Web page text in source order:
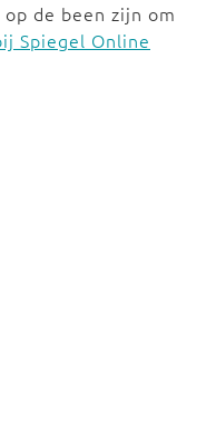
de been zijn om
Spiegel Online